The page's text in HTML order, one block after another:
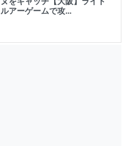
ルアーゲームで攻…